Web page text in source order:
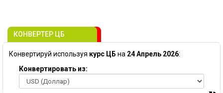
КОНВЕРТЕР ЦБ
Конвертируй используя курс ЦБ на 24 Апрель 2026:
Конвертировать из: